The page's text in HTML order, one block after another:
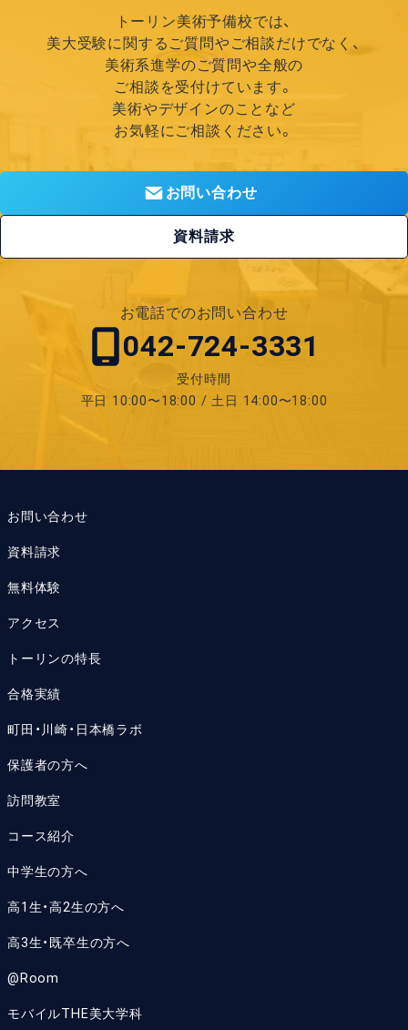
トーリン美術予備校では、
美大受験に関するご質問やご相談だけでなく、
美術系進学のご質問や全般の
ご相談を受付けています。
美術やデザインのことなど
お気軽にご相談ください。
お問い合わせ
資料請求
お電話でのお問い合わせ
042-724-3331
受付時間
平日 10:00〜18:00 / 土日 14:00〜18:00
お問い合わせ
資料請求
無料体験
アクセス
トーリンの特長
合格実績
町田・川崎・日本橋ラボ
保護者の方へ
訪問教室
コース紹介
中学生の方へ
高1生・高2生の方へ
高3生・既卒生の方へ
@Room
モバイルTHE美大学科